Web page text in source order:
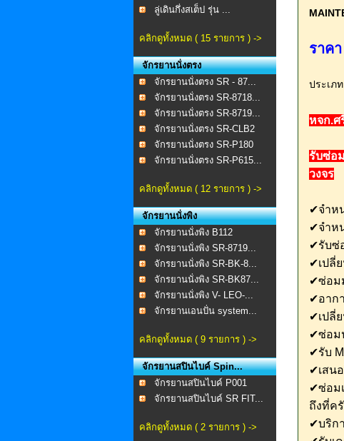
ลู่เดินกึ่งสเต็ป รุ่น ...
คลิกดูทั้งหมด ( 15 รายการ ) ->
จักรยานนั่งตรง
จักรยานนั่งตรง SR - 87...
จักรยานนั่งตรง SR-8718...
จักรยานนั่งตรง SR-8719...
จักรยานนั่งตรง SR-CLB2
จักรยานนั่งตรง SR-P180
จักรยานนั่งตรง SR-P615...
คลิกดูทั้งหมด ( 12 รายการ ) ->
จักรยานนั่งพิง
จักรยานนั่งพิง B112
จักรยานนั่งพิง SR-8719...
จักรยานนั่งพิง SR-BK-8...
จักรยานนั่งพิง SR-BK87...
จักรยานนั่งพิง V- LEO-...
จักรยานเอนปั่น system...
คลิกดูทั้งหมด ( 9 รายการ ) ->
จักรยานสปินไบค์ Spin...
จักรยานสปินไบค์ P001
จักรยานสปินไบค์ SR FIT...
คลิกดูทั้งหมด ( 2 รายการ ) ->
ราค
ประเภ
หจก.ศ
รับซ่อ
วงจร
✔จำห
✔จำห
✔รับซ่
✔เปลี่
✔ซ่อม
✔อาก
✔เปลี่
✔ซ่อม
✔รับ
✔เสน
✔ซ่อม
ถึงที่ค
✔บริก